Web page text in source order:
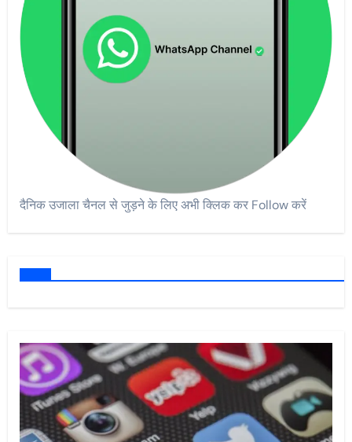
दैनिक उजाला चैनल से जुड़ने के लिए अभी क्लिक कर Follow करें